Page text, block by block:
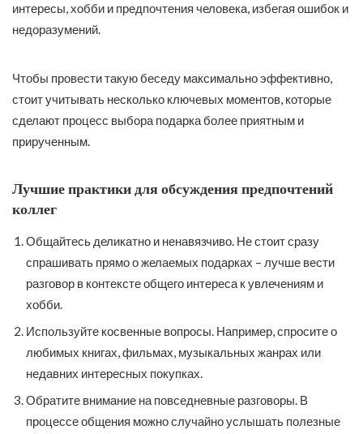
интересы, хобби и предпочтения человека, избегая ошибок и
недоразумений.
Чтобы провести такую беседу максимально эффективно,
стоит учитывать несколько ключевых моментов, которые
сделают процесс выбора подарка более приятным и
прирученным.
Лучшие практики для обсуждения предпочтений
коллег
Общайтесь деликатно и ненавязчиво. Не стоит сразу
спрашивать прямо о желаемых подарках – лучше вести
разговор в контексте общего интереса к увлечениям и
хобби.
Используйте косвенные вопросы. Например, спросите о
любимых книгах, фильмах, музыкальных жанрах или
недавних интересных покупках.
Обратите внимание на повседневные разговоры. В
процессе общения можно случайно услышать полезные